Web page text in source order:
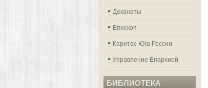
Деканаты
Епископ
Каритас Юга России
Управление Епархией
БИБЛИОТЕКА